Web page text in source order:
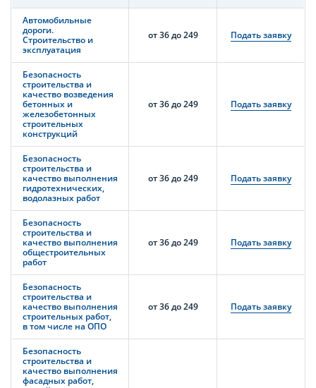
Автомобильные
дороги.
Строительство и
эксплуатация
от 36 до 249 Подать заявку
Безопасность
строительства и
качество возведения
бетонных и
железобетонных
строительных
конструкций
от 36 до 249 Подать заявку
Безопасность
строительства и
качество выполнения
гидротехнических,
водолазных работ
от 36 до 249 Подать заявку
Безопасность
строительства и
качество выполнения
общестроительных
работ
от 36 до 249 Подать заявку
Безопасность
строительства и
качество выполнения
строительных работ,
в том числе на ОПО
от 36 до 249 Подать заявку
Безопасность
строительства и
качество выполнения
фасадных работ,